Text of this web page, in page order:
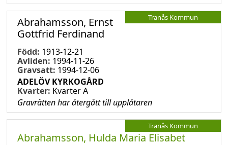
Tranås Kommun
Abrahamsson, Ernst
Gottfrid Ferdinand
Född: 1913-12-21
Avliden: 1994-11-26
Gravsatt: 1994-12-06
ADELÖV KYRKOGÅRD
Kvarter: Kvarter A
Gravrätten har återgått till upplåtaren
Tranås Kommun
Abrahamsson, Hulda Maria Elisabet